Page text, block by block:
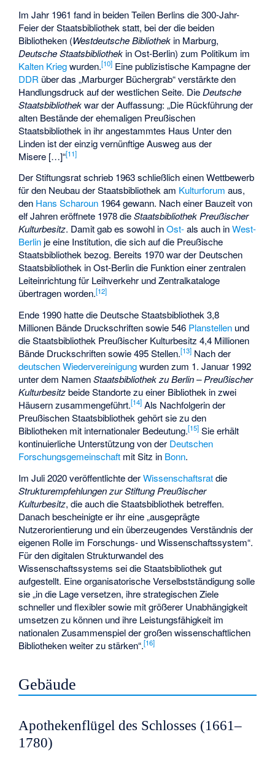
Im Jahr 1961 fand in beiden Teilen Berlins die 300-Jahr-
Feier der Staatsbibliothek statt, bei der die beiden
Bibliotheken (Westdeutsche Bibliothek in Marburg,
Deutsche Staatsbibliothek in Ost-Berlin) zum Politikum im
Kalten Kriegwurden.[10] Eine publizistische Kampagne der
DDR über das „Marburger Büchergrab“ verstärkte den
Handlungsdruck auf der westlichen Seite. DieDeutsche
Staatsbibliothekwar der Auffassung: „Die Rückführung der
alten Bestände der ehemaligen Preußischen
Staatsbibliothek in ihr angestammtes Haus Unter den
Linden ist der einzig vernünftige Ausweg aus der
Misere […]“[11]
Der Stiftungsrat schrieb 1963 schließlich einen Wettbewerb
für den Neubau der Staatsbibliothek am Kulturforum aus,
den Hans Scharoun 1964 gewann. Nach einer Bauzeit von
elf Jahren eröffnete 1978 dieStaatsbibliothek Preußischer
Kulturbesitz. Damit gab es sowohl inOst-als auch inWest-
Berlin je eine Institution, die sich auf die Preußische
Staatsbibliothek bezog. Bereits 1970 war der Deutschen
Staatsbibliothek in Ost-Berlin die Funktion einer zentralen
Leiteinrichtung für Leihverkehr undZentralkataloge
übertragen worden.[12]
Ende 1990 hatte die Deutsche Staatsbibliothek 3,8
Millionen Bände Druckschriften sowie 546 Planstellen und
die Staatsbibliothek Preußischer Kulturbesitz 4,4 Millionen
Bände Druckschriften sowie 495 Stellen.[13] Nach der
deutschen Wiedervereinigungwurden zum 1. Januar 1992
unter dem NamenStaatsbibliothek zu Berlin – Preußischer
Kulturbesitzbeide Standorte zu einer Bibliothek in zwei
Häusern zusammengeführt.[14] Als Nachfolgerin der
Preußischen Staatsbibliothek gehört sie zu den
Bibliotheken mit internationaler Bedeutung.[15] Sie erhält
kontinuierliche Unterstützung von der Deutschen
Forschungsgemeinschaft mit Sitz in Bonn.
Im Juli 2020 veröffentlichte derWissenschaftsratdie
Strukturempfehlungen zur Stiftung Preußischer
Kulturbesitz, die auch die Staatsbibliothek betreffen.
Danach bescheinigte er ihr eine „ausgeprägte
Nutzerorientierung und ein überzeugendes Verständnis der
eigenen Rolle im Forschungs- und Wissenschaftssystem“.
Für den digitalen Strukturwandel des
Wissenschaftssystems sei die Staatsbibliothek gut
aufgestellt. Eine organisatorische Verselbstständigung solle
sie „in die Lage versetzen, ihre strategischen Ziele
schneller und flexibler sowie mit größerer Unabhängigkeit
umsetzen zu können und ihre Leistungsfähigkeit im
nationalen Zusammenspiel der großen wissenschaftlichen
Bibliotheken weiter zu stärken“.[16]
Gebäude
Apothekenflügel des Schlosses (1661–
1780)